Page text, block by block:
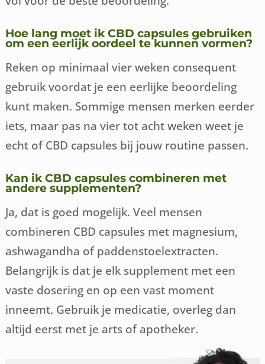
Hoe lang moet ik CBD capsules gebruiken
om een eerlijk oordeel te kunnen vormen?
Reken op minimaal vier weken consequent
gebruik voordat je een eerlijke beoordeling
kunt maken. Sommige mensen merken eerder
iets, maar pas na vier tot acht weken weet je
echt of CBD capsules bij jouw routine passen.
Kan ik CBD capsules combineren met
andere supplementen?
Ja, dat is goed mogelijk. Veel mensen
combineren CBD capsules met magnesium,
ashwagandha of paddenstoelextracten.
Belangrijk is dat je elk supplement met een
vaste dosering en op een vast moment
inneemt. Gebruik je medicatie, overleg dan
altijd eerst met je arts of apotheker.